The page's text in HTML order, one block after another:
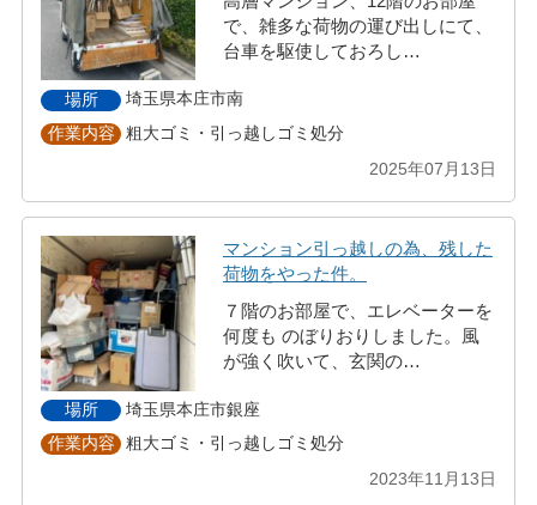
で、雑多な荷物の運び出しにて、
台車を駆使しておろし…
場所
埼玉県本庄市南
作業内容
粗大ゴミ・引っ越しゴミ処分
2025年07月13日
マンション引っ越しの為、残した
荷物をやった件。
７階のお部屋で、エレベーターを
何度も のぼりおりしました。風
が強く吹いて、玄関の…
場所
埼玉県本庄市銀座
作業内容
粗大ゴミ・引っ越しゴミ処分
2023年11月13日